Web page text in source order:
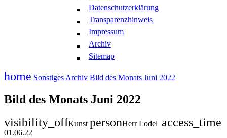
Datenschutzerklärung
Transparenzhinweis
Impressum
Archiv
Sitemap
home Sonstiges Archiv Bild des Monats Juni 2022
Bild des Monats Juni 2022
visibility_offKunst personHerr Lodel access_time
01.06.22